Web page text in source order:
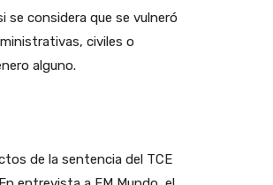
se considera que se vulneró
civiles o
alguno.
de la sentencia del TCE